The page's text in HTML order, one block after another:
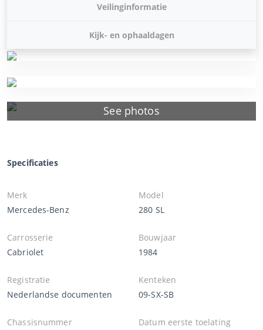
See photos
Veilinginformatie
Kijk- en ophaaldagen
Specificaties
Merk
Mercedes-Benz
Model
280 SL
Carrosserie
Cabriolet
Bouwjaar
1984
Registratie
Nederlandse documenten
Kenteken
09-SX-SB
Chassisnummer
Datum eerste toelating